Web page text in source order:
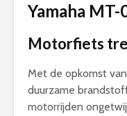
Yamaha MT-
Motorfiets
Met de opkomst
duurzame
motorrijden